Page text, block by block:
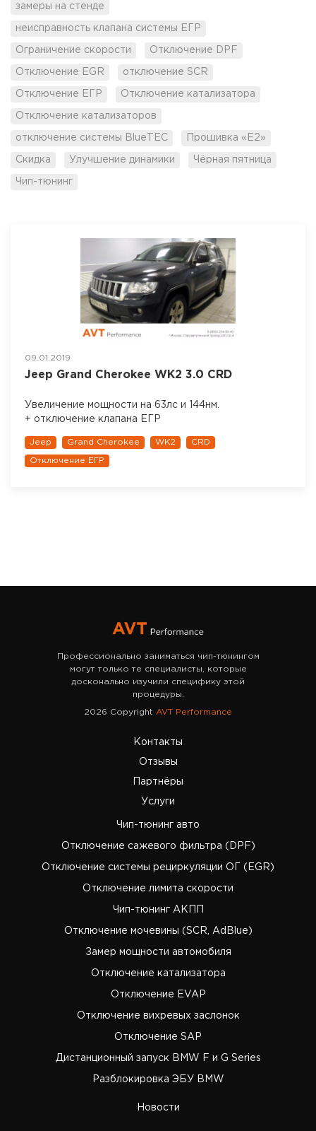
замеры на стенде
неисправность клапана системы ЕГР
Ограничение скорости Отключение DPF
Отключение EGR отключение SCR
Отключение ЕГР Отключение катализатора
Отключение катализаторов
отключение системы BlueTEC Прошивка «Е2»
Скидка Улучшение динамики Чёрная пятница
Чип-тюнинг
09.01.2019
Jeep Grand Cherokee WK2 3.0 CRD
Увеличение мощности на 63лс и 144нм.
+ отключение клапана ЕГР
Jeep Grand Cherokee WK2 CRD
Отключение ЕГР
Профессионально заниматься чип-тюнингом
могут только те специалисты, которые
досконально изучили специфику этой
процедуры.
2026 Copyright AVT Performance
Новости
Услуги
Чип-тюнинг авто
Отключение сажевого фильтра (DPF)
Отключение системы рециркуляции ОГ (EGR)
Отключение лимита скорости
Чип-тюнинг АКПП
Отключение мочевины (SCR, AdBlue)
Замер мощности автомобиля
Отключение катализатора
Отключение EVAP
Отключение вихревых заслонок
Отключение SAP
Дистанционный запуск BMW F и G Series
Разблокировка ЭБУ BMW
Партнёры
Отзывы
Контакты